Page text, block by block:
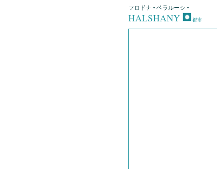
フロドナ • ベラルーシ •
HALSHANY 都市